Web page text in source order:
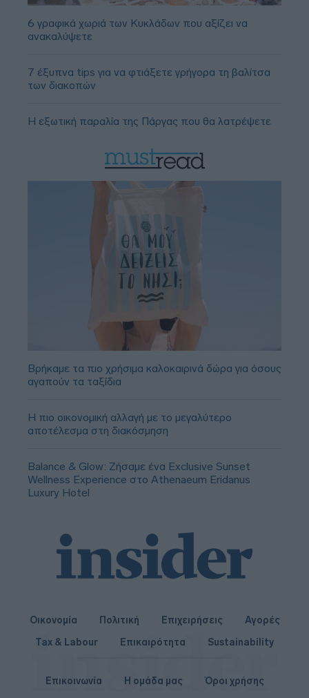
6 γραφικά χωριά των Κυκλάδων που αξίζει να
ανακαλύψετε
7 έξυπνα tips για να φτιάξετε γρήγορα τη βαλίτσα
των διακοπών
Η εξωτική παραλία της Πάργας που θα λατρέψετε
Βρήκαμε τα πιο χρήσιμα καλοκαιρινά δώρα για όσους
αγαπούν τα ταξίδια
Η πιο οικονομική αλλαγή με το μεγαλύτερο
αποτέλεσμα στη διακόσμηση
Balance & Glow: Ζήσαμε ένα Exclusive Sunset
Wellness Experience στο Athenaeum Eridanus
Luxury Hotel
Οικονομία Πολιτική Επιχειρήσεις
Αγορές
Tax & Labour
Επικαιρότητα Sustainability
Επικοινωνία Η ομάδα μας
Όροι χρήσης